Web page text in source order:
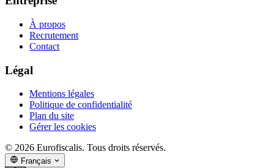
À propos
Recrutement
Contact
Légal
Mentions légales
Politique de confidentialité
Plan du site
Gérer les cookies
© 2026 Eurofiscalis. Tous droits réservés.
Français